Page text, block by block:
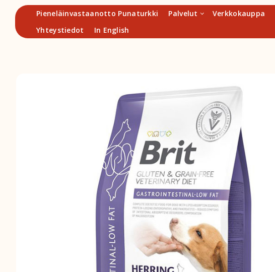
Hyppää
sisältöön
Pieneläinvastaanotto Punaturkki Palvelut Verkkokauppa
Yhteystiedot
In English